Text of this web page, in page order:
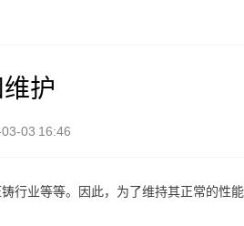
护
03 16:46
行业等等。因此，为了维持其正常的性能